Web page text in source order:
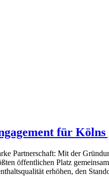
für
Partnerschaft: Mit der
öffentlichen Platz
erhöhen, den